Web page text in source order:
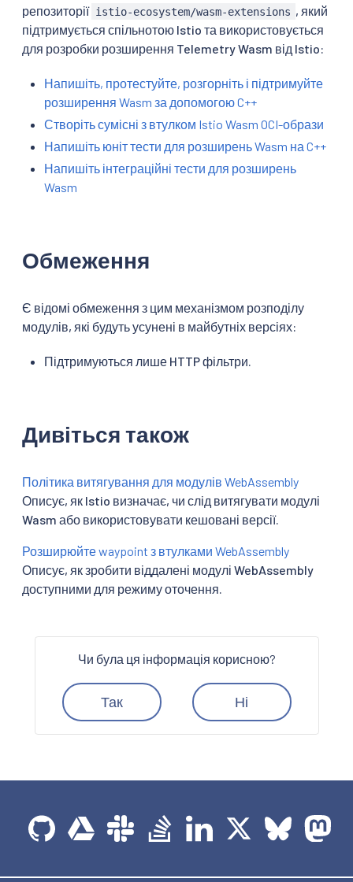
репозиторії istio-ecosystem/wasm-extensions , який
підтримується спільнотою Istio та використовується
для розробки розширення Telemetry Wasm від Istio:
Напишіть, протестуйте, розгорніть і підтримуйте
розширення Wasm за допомогою C++
Створіть сумісні з втулком Istio Wasm OCI-образи
Напишіть юніт тести для розширень Wasm на C++
Напишіть інтеграційні тести для розширень
Wasm
Обмеження
Є відомі обмеження з цим механізмом розподілу
модулів, які будуть усунені в майбутніх версіях:
Підтримуються лише HTTP фільтри.
Дивіться також
Політика витягування для модулів WebAssembly
Описує, як Istio визначає, чи слід витягувати модулі
Wasm або використовувати кешовані версії.
Розширюйте waypoint з втулками WebAssembly
Описує, як зробити віддалені модулі WebAssembly
доступними для режиму оточення.
Чи була ця інформація корисною?
Так Ні